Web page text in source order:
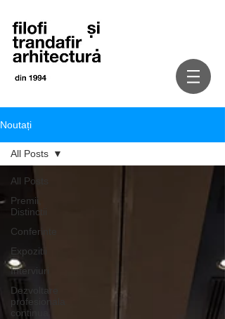
Noutați
All Posts
Premii,
Distinctii
Conferinte
Expozitii
Interviuri
Dezvoltare
profesionala
continua
All Posts